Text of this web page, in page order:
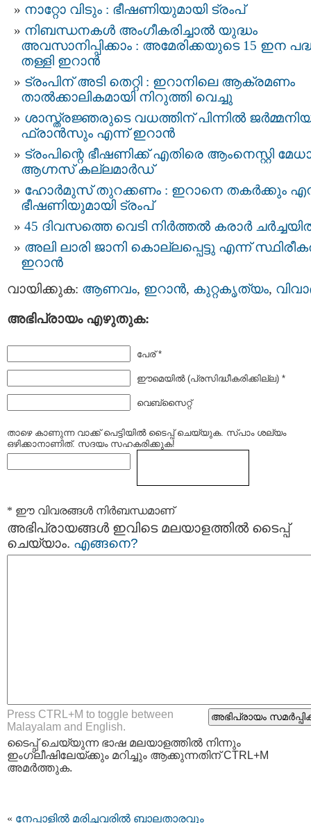
നാറ്റോ വിടും : ഭീഷണിയുമായി ട്രംപ്
നിബന്ധനകൾ അംഗീകരിച്ചാൽ യുദ്ധം
അവസാനിപ്പിക്കാം : അമേരിക്കയുടെ 15 ഇന
തള്ളി ഇറാൻ
ട്രംപിന് അടി തെറ്റി : ഇറാനിലെ ആക്രമണം
താൽക്കാലികമായി നിറുത്തി വെച്ചു
ശാസ്ത്രജ്ഞരുടെ വധത്തിന് പിന്നിൽ
ഫ്രാൻസും എന്ന് ഇറാൻ
ട്രംപിന്റെ ഭീഷണിക്ക് എതിരെ ആംനെസ്റ്റി
ആഗ്നസ് കല്ലമാർഡ്
ഹോർമുസ് തുറക്കണം : ഇറാനെ തകർക്കും
ഭീഷണിയുമായി ട്രംപ്
45 ദിവസത്തെ വെടി നിർത്തൽ കരാര്‍
അലി ലാരി ജാനി കൊല്ലപ്പെട്ടു എന്ന്
ഇറാൻ
വായിക്കുക: ആണവം, ഇറാന്‍, കുറ്റകൃത്യം,
അഭിപ്രായം എഴുതുക:
പേര് *
ഈമെയില്‍ (പ്രസിദ്ധീകരിക്കില്ല) *
വെബ്സൈറ്റ്
താഴെ കാണുന്ന വാക്ക് പെട്ടിയില്‍ ടൈപ്പ്‌ ചെയ്യുക. സ്പാം ശല്യം
ഒഴിക്കാനാണിത്. സദയം സഹകരിക്കുക!
* ഈ വിവരങ്ങള്‍ നിര്‍ബന്ധമാണ്
അഭിപ്രായങ്ങള്‍ ഇവിടെ മലയാളത്തില്‍ ടൈപ്പ്
ചെയ്യാം. എങ്ങനെ?
Press CTRL+M to toggle between
Malayalam and English.
ടൈപ്പ്‌ ചെയ്യുന്ന ഭാഷ മലയാളത്തില്‍ നിന്നും
ഇംഗ്ലീഷിലേയ്ക്കും മറിച്ചും ആക്കുന്നതിന് CTRL+M
അമര്‍ത്തുക.
« നേപ്പാളില്‍ മരിച്ചവരില്‍ ബാലതാരവും